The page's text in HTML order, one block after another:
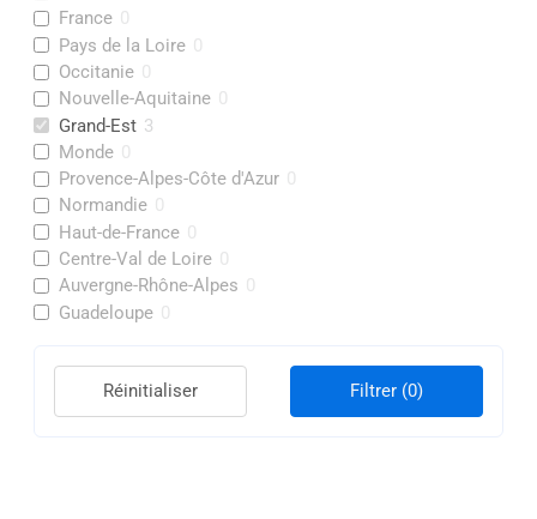
France 0
Pays de la Loire 0
Occitanie 0
Nouvelle-Aquitaine 0
Grand-Est 3
Monde 0
Provence-Alpes-Côte d'Azur 0
Normandie 0
Haut-de-France 0
Centre-Val de Loire 0
Auvergne-Rhône-Alpes 0
Guadeloupe 0
Filtrer (0)
Réinitialiser